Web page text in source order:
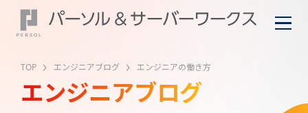
TOP エンジニアブログ エンジニアの働き方
エンジニアブログ